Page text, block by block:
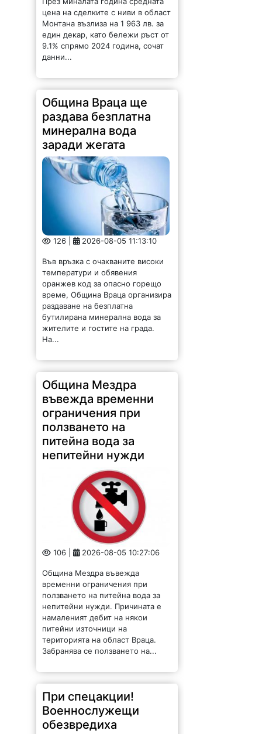
раздава безплатна
минерална вода
заради жегата
126 | 2026-08-05 11:13:10
Във връзка с очакваните високи
температури и обявения
оранжев код за опасно горещо
време, Община Враца организира
раздаване на безплатна
бутилирана минерална вода за
жителите и гостите на града.
На...
Община Мездра
въвежда временни
ограничения при
ползването на
питейна вода за
106 | 2026-08-05 10:27:06
временни ограничения при
ползването на питейна вода за
непитейни нужди. Причината е
намаленият дебит на някои
питейни източници на
територията на област Враца.
Забранява се ползването на...
При спецакции!
Военнослужещи
обезвредиха
боеприпаси по
поречието на Дунав